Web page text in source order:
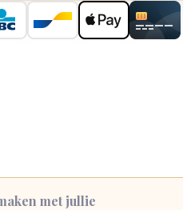
met jullie